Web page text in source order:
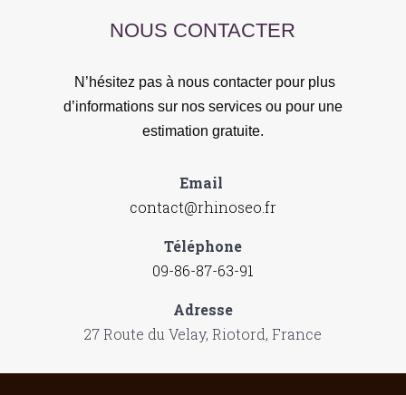
NOUS CONTACTER
N’hésitez pas à nous contacter pour plus
d’informations sur nos services ou pour une
estimation gratuite.
Email
contact@rhinoseo.fr
Téléphone
09-86-87-63-91
Adresse
27 Route du Velay, Riotord, France